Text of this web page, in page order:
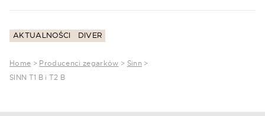
AKTUALNOŚCI DIVER
Home > Producenci zegarków > Sinn >
SINN T1 B i T2 B